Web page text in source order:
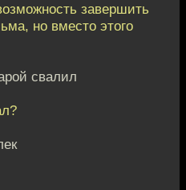
завершить
но вместо этого
свалил